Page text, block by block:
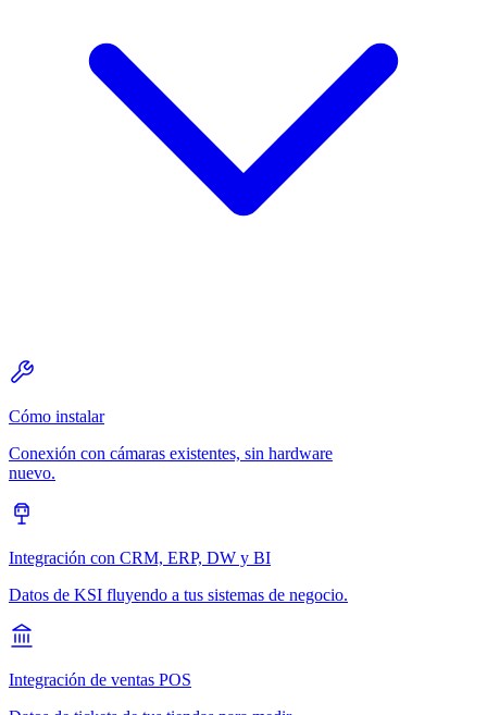
Cómo instalar
Conexión con cámaras existentes, sin hardware
nuevo.
Integración con CRM, ERP, DW y BI
Datos de KSI fluyendo a tus sistemas de negocio.
Integración de ventas POS